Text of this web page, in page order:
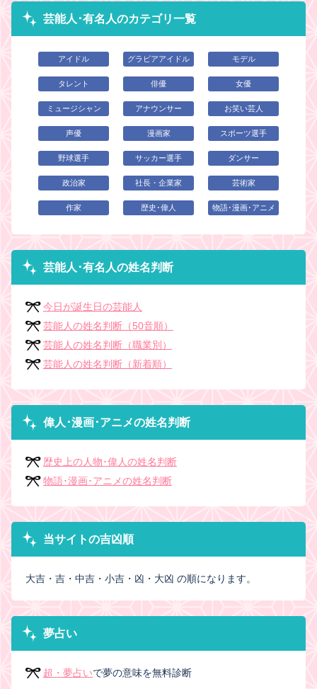
芸能人･有名人のカテゴリ一覧
アイドル グラビアアイドル モデル
タレント 俳優 女優
ミュージシャン アナウンサー お笑い芸人
声優 漫画家 スポーツ選手
野球選手 サッカー選手 ダンサー
政治家 社長・企業家 芸術家
作家 歴史･偉人 物語･漫画･アニメ
芸能人･有名人の姓名判断
今日が誕生日の芸能人
芸能人の姓名判断（50音順）
芸能人の姓名判断（職業別）
芸能人の姓名判断（新着順）
偉人･漫画･アニメの姓名判断
歴史上の人物･偉人の姓名判断
物語･漫画･アニメの姓名判断
当サイトの吉凶順
大吉・吉・中吉・小吉・凶・大凶 の順になります。
夢占い
超・夢占いで夢の意味を無料診断